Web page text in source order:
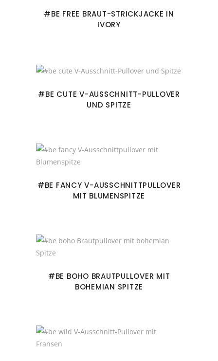
#BE FREE BRAUT-STRICKJACKE IN
IVORY
#BE CUTE V-AUSSCHNITT-PULLOVER
UND SPITZE
#BE FANCY V-AUSSCHNITTPULLOVER
MIT BLUMENSPITZE
#BE BOHO BRAUTPULLOVER MIT
BOHEMIAN SPITZE